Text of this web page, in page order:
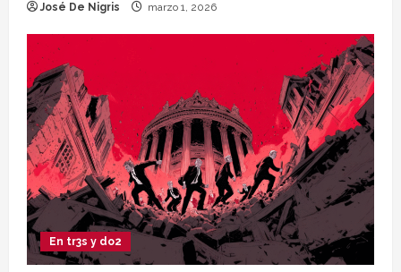
José De Nigris marzo 1, 2026
En tr3s y do2